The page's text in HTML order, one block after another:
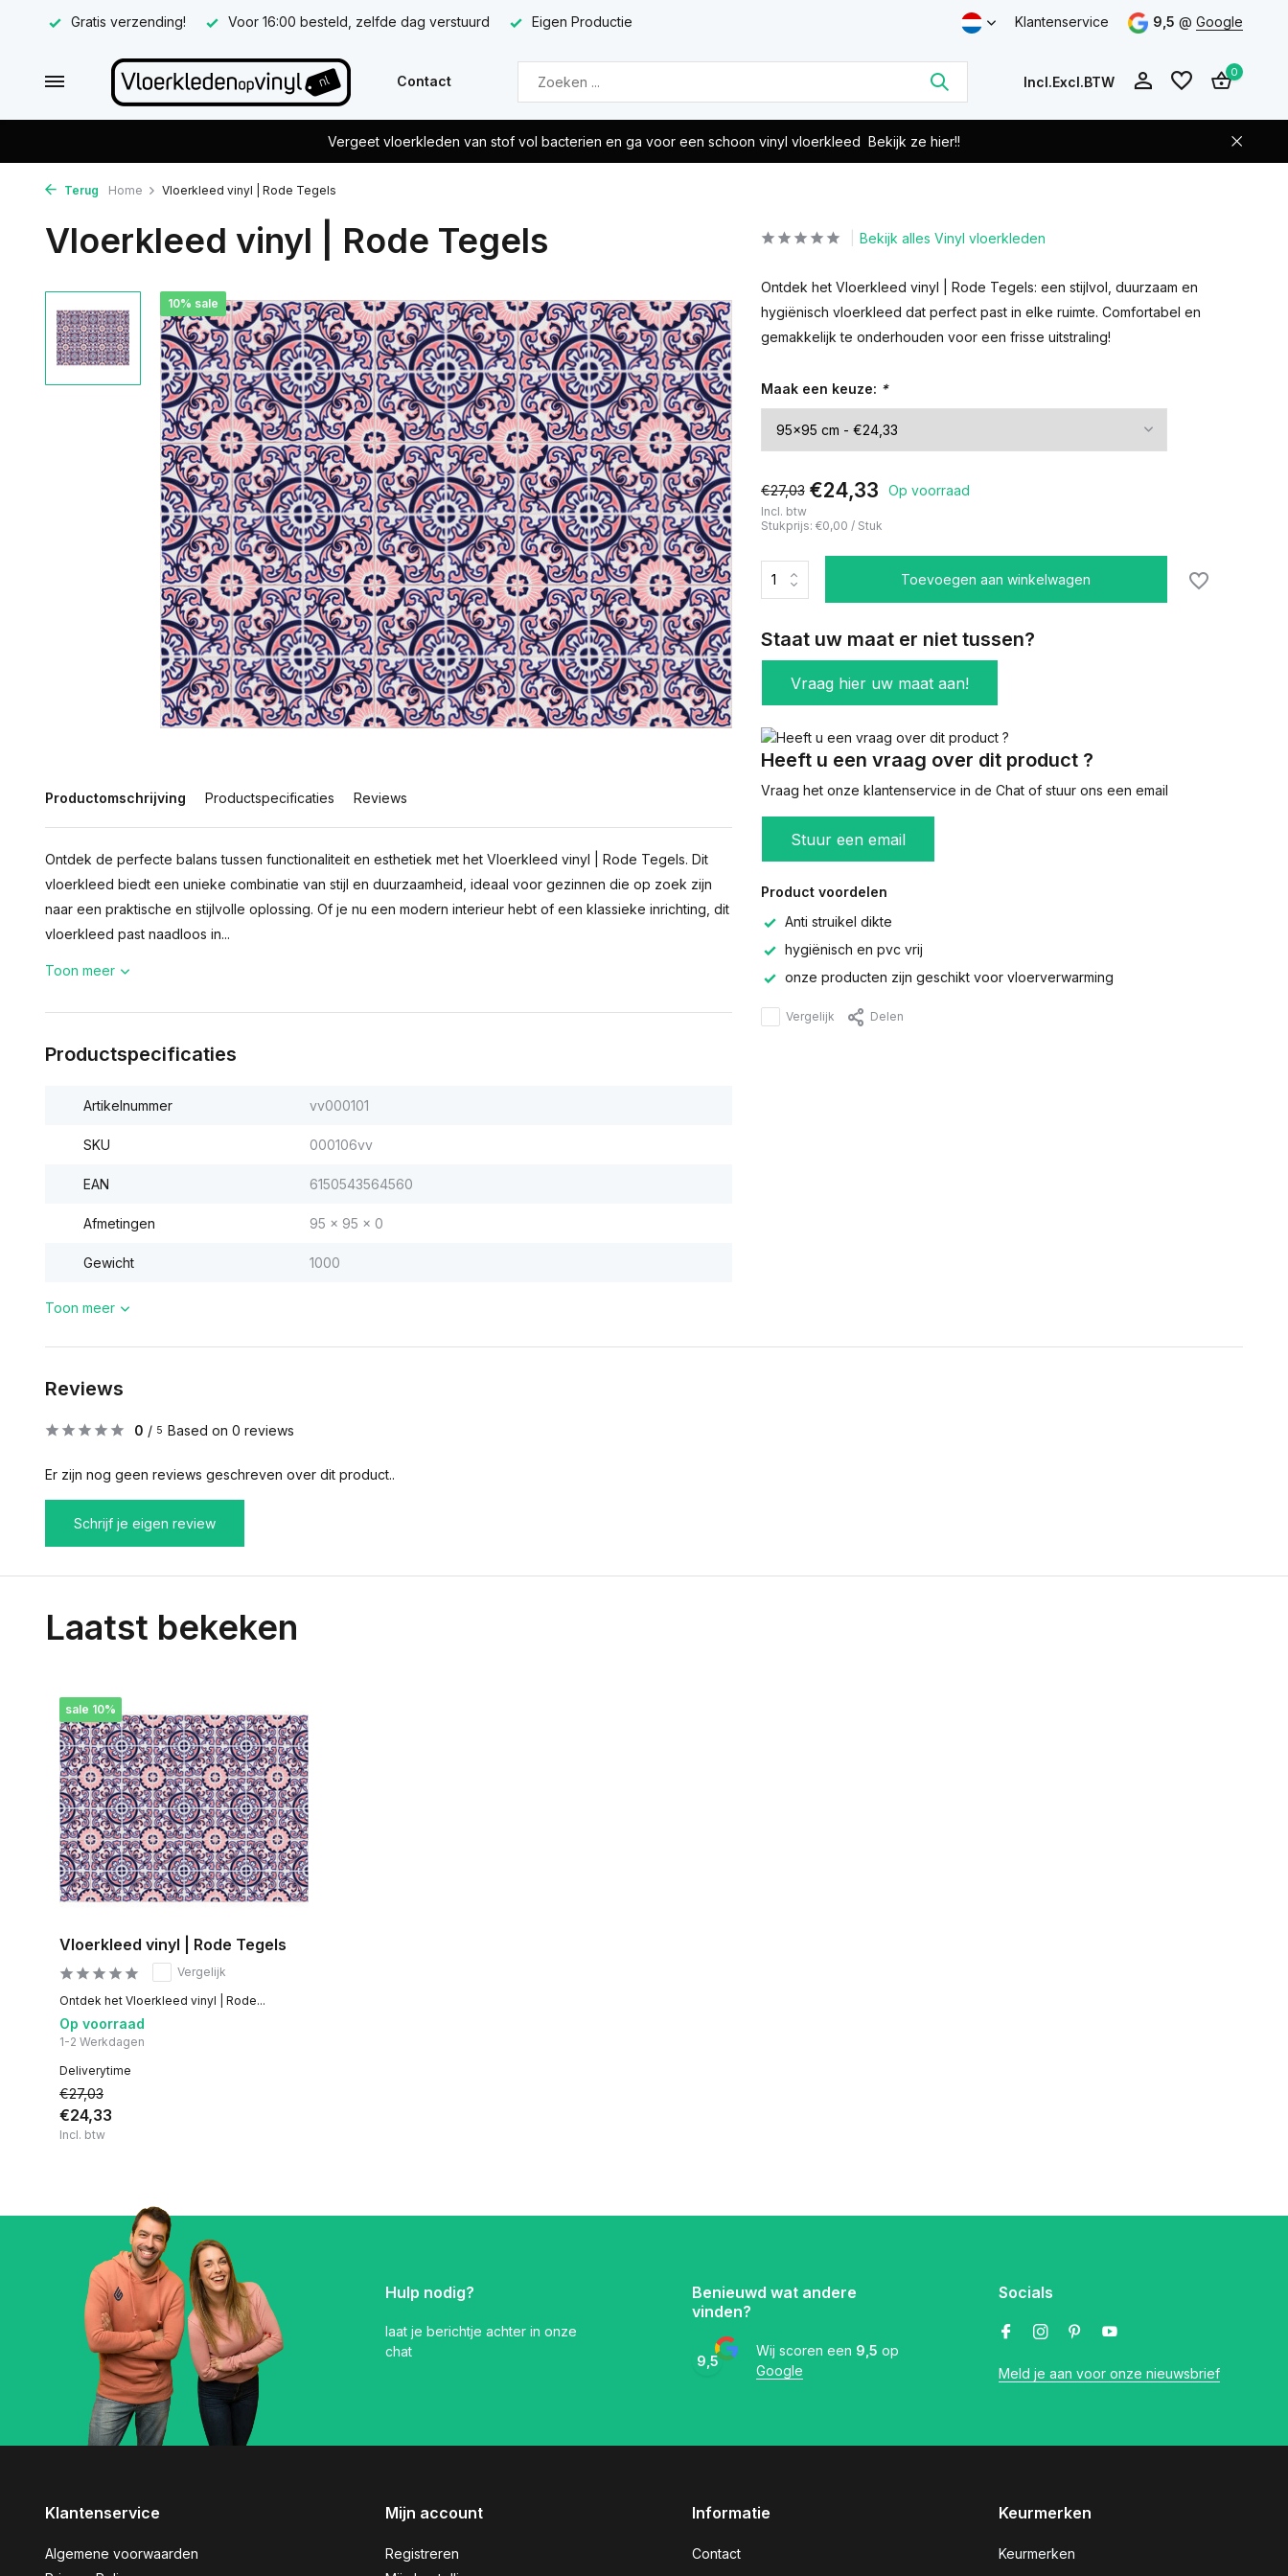
Gratis verzending! Voor 16:00 besteld, zelfde dag verstuurd Eigen Productie Klantenservice 9,5 @ Google
Contact Incl.Excl.BTW
aanmaken
0
Vergeet vloerkleden van stof vol bacterien en ga voor een schoon vinyl vloerkleed Bekijk ze hier!!
Terug Home Vloerkleed vinyl | Rode Tegels
Vloerkleed vinyl | Rode Tegels
10% sale
Productomschrijving Productspecificaties Reviews
Ontdek de perfecte balans tussen functionaliteit en esthetiek met het Vloerkleed vinyl | Rode Tegels. Dit
vloerkleed biedt een unieke combinatie van stijl en duurzaamheid, ideaal voor gezinnen die op zoek zijn
naar een praktische en stijlvolle oplossing. Of je nu een modern interieur hebt of een klassieke inrichting, dit
vloerkleed past naadloos in...
Toon meer
Productspecificaties
Artikelnummer vv000101
SKU 000106vv
EAN 6150543564560
Afmetingen 95 x 95 x 0
Gewicht 1000
Toon meer
Bekijk alles Vinyl vloerkleden
Ontdek het Vloerkleed vinyl | Rode Tegels: een stijlvol, duurzaam en
hygiënisch vloerkleed dat perfect past in elke ruimte. Comfortabel en
gemakkelijk te onderhouden voor een frisse uitstraling!
Maak een keuze: *
€27,03 €24,33 Op voorraad
Incl. btw
Stukprijs: €0,00 / Stuk
Toevoegen aan winkelwagen
Staat uw maat er niet tussen?
Vraag hier uw maat aan!
Heeft u een vraag over dit product ?
Vraag het onze klantenservice in de Chat of stuur ons een email
Stuur een email
Product voordelen
Anti struikel dikte
hygiënisch en pvc vrij
onze producten zijn geschikt voor vloerverwarming
Vergelijk Delen
Reviews
0 / 5 Based on 0 reviews
Er zijn nog geen reviews geschreven over dit product..
Schrijf je eigen review
Laatst bekeken
sale 10%
Vloerkleed vinyl | Rode Tegels
Vergelijk
Ontdek het Vloerkleed vinyl | Rode...
Op voorraad
1-2 Werkdagen
Deliverytime
€27,03
€24,33
Incl. btw
Hulp nodig?
laat je berichtje achter in onze
chat
Benieuwd wat andere
vinden?
9,5
Wij scoren een 9,5 op
Google
Socials
Meld je aan voor onze nieuwsbrief
Klantenservice
Algemene voorwaarden
Mijn account
Registreren
Informatie
Contact
Keurmerken
Keurmerken